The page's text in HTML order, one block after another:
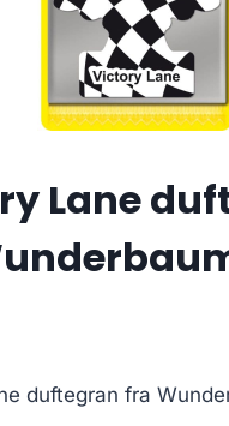
Lane
duftegran fra